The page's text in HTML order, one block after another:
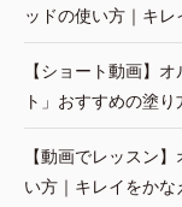
ッドの使い方｜キ
【ショート動画】
ト」おすすめの塗
【動画でレッスン
い方｜キレイをか